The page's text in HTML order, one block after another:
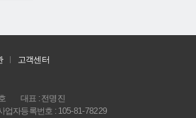
고객센터
대표 : 전명진
업자등록번호 : 105-81-78229